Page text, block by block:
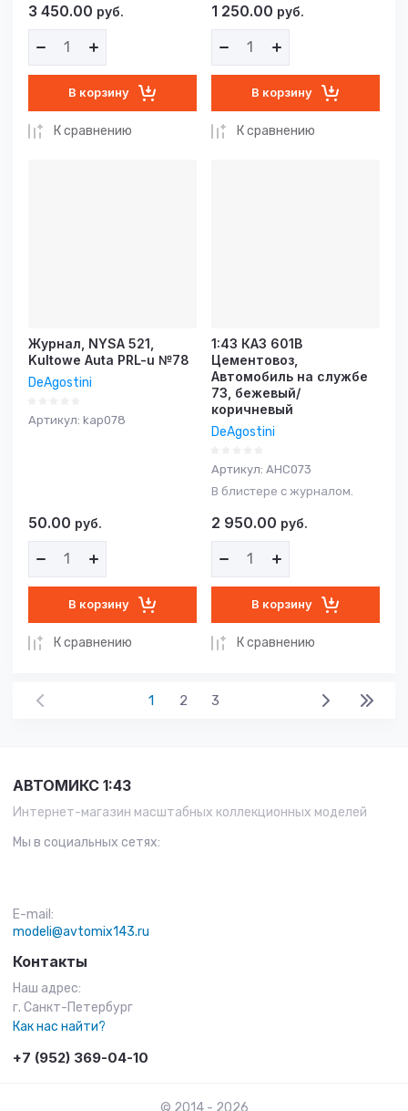
3 450.00 руб.
В корзину
К сравнению
1 250.00 руб.
В корзину
К сравнению
Журнал, NYSA 521,
Kultowe Auta PRL-u №78
DeAgostini
Артикул: kap078
50.00 руб.
В корзину
К сравнению
1:43 КАЗ 601В
Цементовоз,
Автомобиль на службе
73, бежевый/
коричневый
DeAgostini
Артикул: АНС073
В блистере с журналом.
2 950.00 руб.
В корзину
К сравнению
1 2 3
АВТОМИКС 1:43
Интернет-магазин масштабных коллекционных моделей
Мы в социальных сетях:
E-mail:
modeli@avtomix143.ru
Контакты
Наш адрес:
г. Санкт-Петербург
Как нас найти?
+7 (952) 369-04-10
© 2014 - 2026